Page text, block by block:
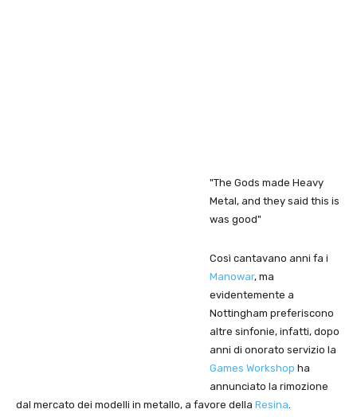
"The Gods made Heavy
Metal, and they said this is
was good"
Così cantavano anni fa i
Manowar, ma
evidentemente a
Nottingham preferiscono
altre sinfonie, infatti, dopo
anni di onorato servizio la
Games Workshop ha
annunciato la rimozione
dal mercato dei modelli in metallo, a favore della Resina